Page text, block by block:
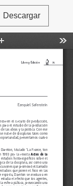
Descargar